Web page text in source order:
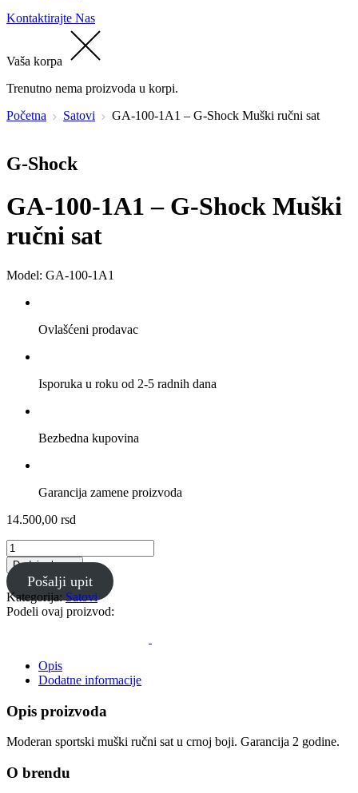
Kontaktirajte Nas
Vaša korpa
Trenutno nema proizvoda u korpi.
Početna
Satovi GA-100-1A1 – G-Shock Muški ručni sat
G-Shock
GA-100-1A1 – G-Shock Muški
ručni sat
Model: GA-100-1A1
Ovlašćeni prodavac
Isporuka u roku od 2-5 radnih dana
Bezbedna kupovina
Garancija zamene proizvoda
14.500,00 rsd
GA-
100-
1A1
-
G-
Shock
količina
Dodaj u korpu
Pošalji upit
Kategorija: Satovi
Podeli ovaj proizvod:
Opis
Dodatne informacije
Opis proizvoda
Moderan sportski muški ručni sat u crnoj boji. Garancija 2 godine.
O brendu